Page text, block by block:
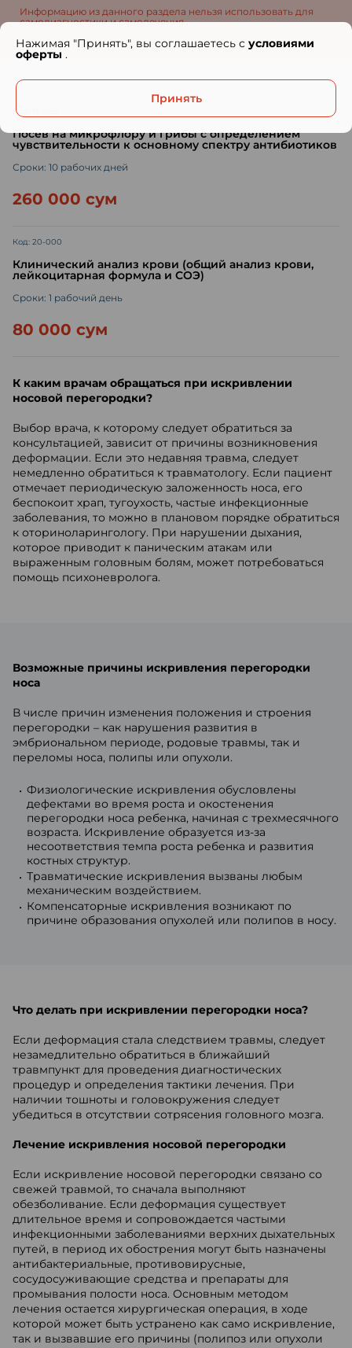
Информацию из данного раздела нельзя использовать для
самодиагностики и самолечения...
Код: 15-095
Посев на микрофлору и грибы с определением
чувствительности к основному спектру антибиотиков
Сроки: 10 рабочих дней
260 000 сум
Код: 20-000
Клинический анализ крови (общий анализ крови,
лейкоцитарная формула и СОЭ)
Сроки: 1 рабочий день
80 000 сум
К каким врачам обращаться при искривлении
носовой перегородки?
Выбор врача, к которому следует обратиться за
консультацией, зависит от причины возникновения
деформации. Если это недавняя травма, следует
немедленно обратиться к травматологу. Если пациент
отмечает периодическую заложенность носа, его
беспокоит храп, тугоухость, частые инфекционные
заболевания, то можно в плановом порядке обратиться
к оториноларингологу. При нарушении дыхания,
которое приводит к паническим атакам или
выраженным головным болям, может потребоваться
помощь психоневролога.
Возможные причины искривления перегородки
носа
В числе причин изменения положения и строения
перегородки – как нарушения развития в
эмбриональном периоде, родовые травмы, так и
переломы носа, полипы или опухоли.
Физиологические искривления обусловлены
дефектами во время роста и окостенения
перегородки носа ребенка, начиная с трехмесячного
возраста. Искривление образуется из-за
несоответствия темпа роста ребенка и развития
костных структур.
Травматические искривления вызваны любым
механическим воздействием.
Компенсаторные искривления возникают по
причине образования опухолей или полипов в носу.
Что делать при искривлении перегородки носа?
Если деформация стала следствием травмы, следует
незамедлительно обратиться в ближайший
травмпункт для проведения диагностических
процедур и определения тактики лечения. При
наличии тошноты и головокружения следует
убедиться в отсутствии сотрясения головного мозга.
Лечение искривления носовой перегородки
Если искривление носовой перегородки связано со
свежей травмой, то сначала выполняют
обезболивание. Если деформация существует
длительное время и сопровождается частыми
инфекционными заболеваниями верхних дыхательных
путей, в период их обострения могут быть назначены
антибактериальные, противовирусные,
сосудосуживающие средства и препараты для
промывания полости носа. Основным методом
лечения остается хирургическая операция, в ходе
которой может быть устранено как само искривление,
так и вызвавшие его причины (полипоз или опухоли
Нажимая "Принять", вы соглашаетесь с условиями
оферты .
Принять